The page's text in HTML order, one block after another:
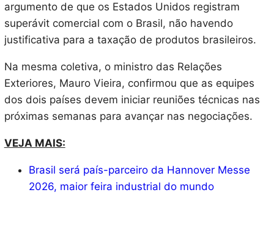
argumento de que os Estados Unidos registram
superávit comercial com o Brasil, não havendo
justificativa para a taxação de produtos brasileiros.
Na mesma coletiva, o ministro das Relações
Exteriores, Mauro Vieira, confirmou que as equipes
dos dois países devem iniciar reuniões técnicas nas
próximas semanas para avançar nas negociações.
VEJA MAIS:
Brasil será país-parceiro da Hannover Messe
2026, maior feira industrial do mundo